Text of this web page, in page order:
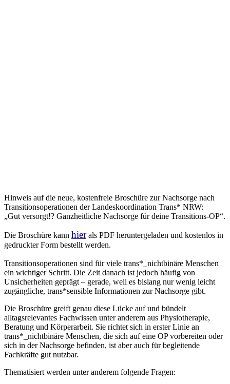
Hinweis auf die neue, kostenfreie Broschüre zur Nachsorge nach
Transitionsoperationen der Landeskoordination Trans* NRW:
„Gut versorgt!? Ganzheitliche Nachsorge für deine Transitions-OP“.
Die Broschüre kann hierals PDF heruntergeladen und kostenlos in
gedruckter Form bestellt werden.
Transitionsoperationen sind für viele trans*_nichtbinäre Menschen
ein wichtiger Schritt. Die Zeit danach ist jedoch häufig von
Unsicherheiten geprägt – gerade, weil es bislang nur wenig leicht
zugängliche, trans*sensible Informationen zur Nachsorge gibt.
Die Broschüre greift genau diese Lücke auf und bündelt
alltagsrelevantes Fachwissen unter anderem aus Physiotherapie,
Beratung und Körperarbeit. Sie richtet sich in erster Linie an
trans*_nichtbinäre Menschen, die sich auf eine OP vorbereiten oder
sich in der Nachsorge befinden, ist aber auch für begleitende
Fachkräfte gut nutzbar.
Thematisiert werden unter anderem folgende Fragen: